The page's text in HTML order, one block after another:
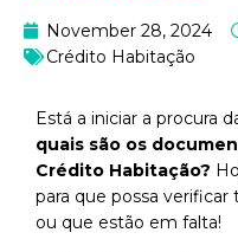
November 28, 2024
Crédito Habitação
Está a iniciar a procura
quais são os
Crédito Habitação?
para que possa
ou que estão em falta!